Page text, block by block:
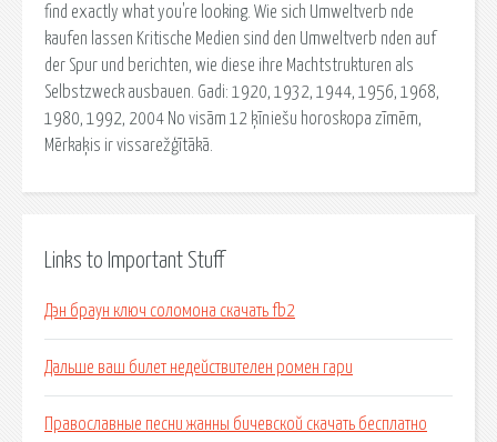
find exactly what you're looking. Wie sich Umweltverb nde
kaufen lassen Kritische Medien sind den Umweltverb nden auf
der Spur und berichten, wie diese ihre Machtstrukturen als
Selbstzweck ausbauen. Gadi: 1920, 1932, 1944, 1956, 1968,
1980, 1992, 2004 No visām 12 ķīniešu horoskopa zīmēm,
Mērkaķis ir vissarežģītākā.
Links to Important Stuff
Дэн браун ключ соломона скачать fb2
Дальше ваш билет недействителен ромен гари
Православные песни жанны бичевской скачать бесплатно